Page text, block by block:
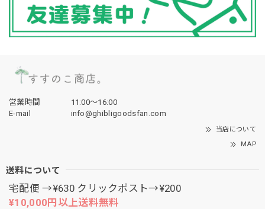
営業時間
11:00〜16:00
E-mail
info@ghibligoodsfan.com
当店について
MAP
送料について
宅配便 →¥630 クリックポスト→¥200
¥10,000円以上送料無料